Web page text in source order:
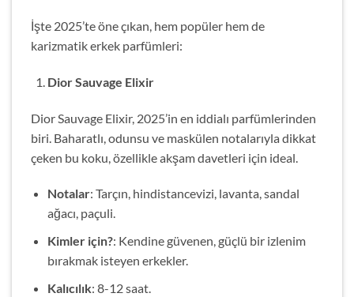
İşte 2025’te öne çıkan, hem popüler hem de
karizmatik erkek parfümleri:
Dior Sauvage Elixir
Dior Sauvage Elixir, 2025’in en iddialı parfümlerinden
biri. Baharatlı, odunsu ve maskülen notalarıyla dikkat
çeken bu koku, özellikle akşam davetleri için ideal.
Notalar: Tarçın, hindistancevizi, lavanta, sandal
ağacı, paçuli.
Kimler için?: Kendine güvenen, güçlü bir izlenim
bırakmak isteyen erkekler.
Kalıcılık: 8-12 saat.